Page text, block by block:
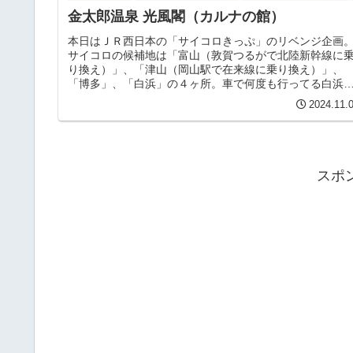
金太郎温泉 光風閣（カルナの館）
本日はＪＲ西日本の「サイコロきっぷ」のリベンジ企画。
サイコロの候補地は「富山（敦賀つるがで北陸新幹線に
り換え）」、「津山（岡山駅で在来線に乗り換え）」、
「博多」、「白浜」の４ヶ所。車で何度も行ってる白浜以
スポ